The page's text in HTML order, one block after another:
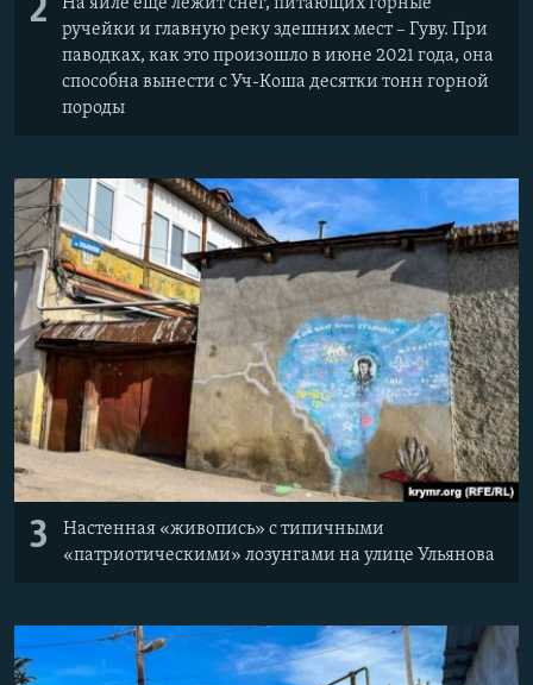
2
ручейки и главную реку здешних мест – Гуву. При
паводках, как это произошло в июне 2021 года, она
способна вынести с Уч-Коша десятки тонн горной
породы
3
Настенная «живопись» с типичными
«патриотическими» лозунгами на улице Ульянова